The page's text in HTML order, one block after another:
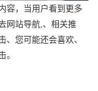
容，当用户看到更多
网站导航,、相关推
、您可能还会喜欢、
。